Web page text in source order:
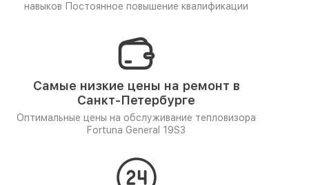
навыков Постоянное повышение квалификации
Самые низкие цены на ремонт в
Санкт-Петербурге
Оптимальные цены на обслуживание тепловизора
Fortuna General 19S3